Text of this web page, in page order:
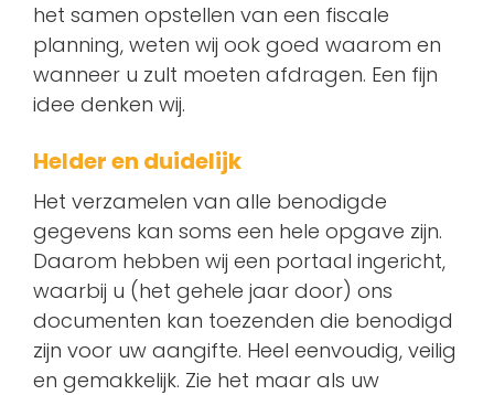
het samen opstellen van een fiscale
planning, weten wij ook goed waarom en
wanneer u zult moeten afdragen. Een fijn
idee denken wij.
Helder en duidelijk
Het verzamelen van alle benodigde
gegevens kan soms een hele opgave zijn.
Daarom hebben wij een portaal ingericht,
waarbij u (het gehele jaar door) ons
documenten kan toezenden die benodigd
zijn voor uw aangifte. Heel eenvoudig, veilig
en gemakkelijk. Zie het maar als uw